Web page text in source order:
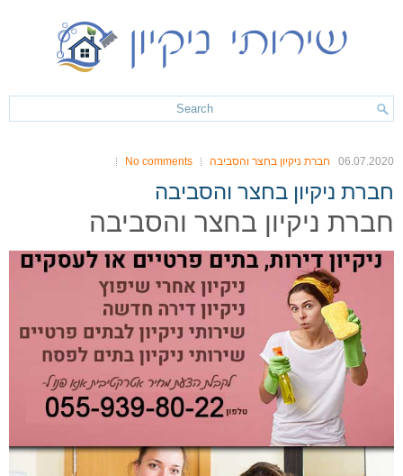
06.07.2020 חברת ניקיון בחצר והסביבה No comments
חברת ניקיון בחצר והסביבה
חברת ניקיון בחצר והסביבה